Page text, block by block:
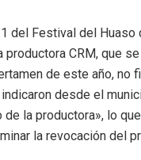
del Festival del Huaso
productora CRM, que
de este año, no
desde el
de la productora», lo
la revocación del